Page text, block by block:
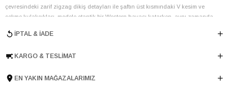
çevresindeki zarif zigzag dikiş detayları ile şaftın üst kısmındaki V kesim ve
çekme kulakçıkları, modele otantik bir Western havası katarken, aynı zamanda
ayaklarınız için nefes alabilen ve yumuşak bir dokunuş sağlar.
parçası olmaya aday. İster günlük jean kombinlerinizle, ister etek veya
olarak, buderi çizmenin uzun ömürlü kullanımı için düzenli deri bakımı
İPTAL & İADE
KARGO & TESLIMAT
EN YAKIN MAĞAZALARIMIZ